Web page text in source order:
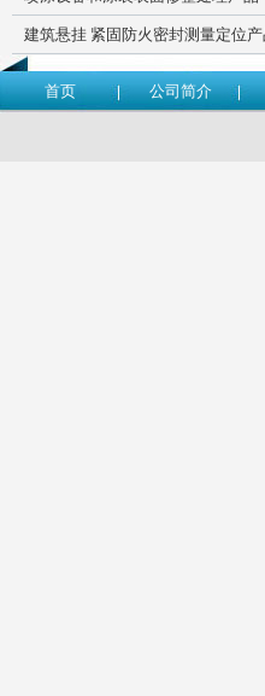
建筑悬挂 紧固防火密封测量定位产
首页 公司简介